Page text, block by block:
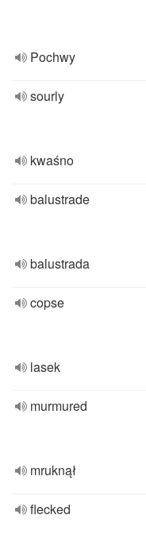
Pochwy
sourly
kwaśno
balustrade
balustrada
copse
lasek
murmured
mruknął
flecked